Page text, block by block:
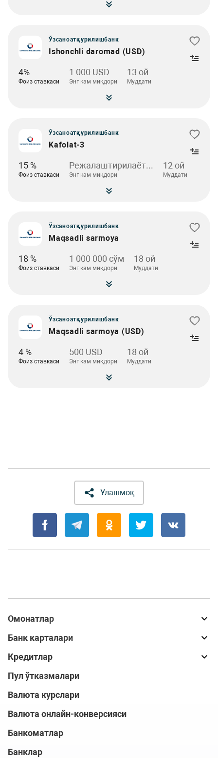
Ўзсаноатқурилишбанк
Ishonchli daromad (USD)
4%
Фоиз ставкаси
1 000 USD
Энг кам миқдори
13 oй
Муддати
Ўзсаноатқурилишбанк
Kafolat-3
15 %
Фоиз ставкаси
Режалаштирилаёт...
Энг кам миқдори
12 oй
Муддати
Ўзсаноатқурилишбанк
Maqsadli sarmoya
18 %
Фоиз ставкаси
1 000 000 сўм
Энг кам миқдори
18 ой
Муддати
Ўзсаноатқурилишбанк
Maqsadli sarmoya (USD)
4 %
Фоиз ставкаси
500 USD
Энг кам миқдори
18 ой
Муддати
Улашмоқ
Омонатлар
Банк карталари
Кредитлар
Пул ўтказмалари
Валюта курслари
Валюта онлайн-конверсияси
Банкоматлар
Банклар